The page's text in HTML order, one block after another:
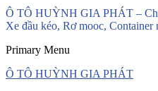
Ô TÔ HUỲNH GIA PHÁT –
Xe đầu kéo, Rơ mooc, Container
Primary Menu
Ô TÔ HUỲNH GIA PHÁT